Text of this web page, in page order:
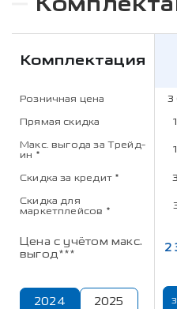
Комплектация
Розничная цена 3
Прямая скидка
Макс. выгода за Трейд-
ин *
Скидка за кредит *
Скидка для
маркетплейсов *
Цена с учётом макс.
выгод***
2
2024 2025